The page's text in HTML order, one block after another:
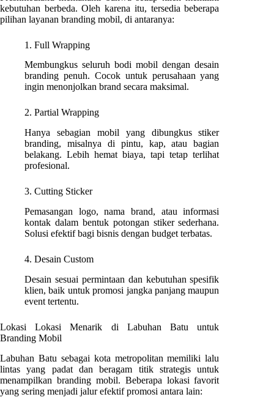
kebutuhan berbeda. Oleh karena itu, tersedia beberapa
pilihan layanan branding mobil, di antaranya:
1. Full Wrapping
Membungkus seluruh bodi mobil dengan desain
branding penuh. Cocok untuk perusahaan yang
ingin menonjolkan brand secara maksimal.
2. Partial Wrapping
Hanya sebagian mobil yang dibungkus stiker
branding, misalnya di pintu, kap, atau bagian
belakang. Lebih hemat biaya, tapi tetap terlihat
profesional.
3. Cutting Sticker
Pemasangan logo, nama brand, atau informasi
kontak dalam bentuk potongan stiker sederhana.
Solusi efektif bagi bisnis dengan budget terbatas.
4. Desain Custom
Desain sesuai permintaan dan kebutuhan spesifik
klien, baik untuk promosi jangka panjang maupun
event tertentu.
Lokasi Lokasi Menarik di Labuhan Batu untuk
Branding Mobil
Labuhan Batu sebagai kota metropolitan memiliki lalu
lintas yang padat dan beragam titik strategis untuk
menampilkan branding mobil. Beberapa lokasi favorit
yang sering menjadi jalur efektif promosi antara lain: